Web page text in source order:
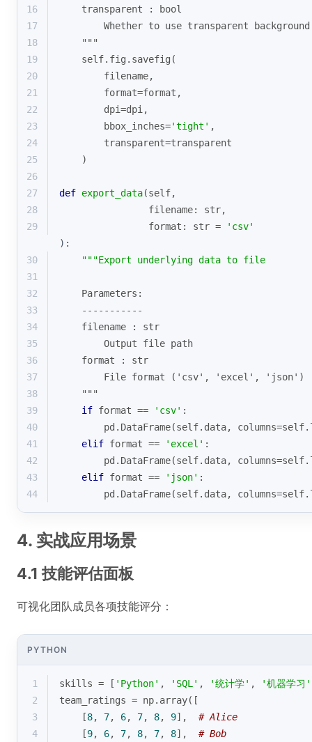
16
    transparent : bool
17
        Whether to use transparent background
18
    """
19
    self.fig.savefig(
20
        filename,
21
format=format ,
22
        dpi=dpi,
23
        bbox_inches=
'tight' ,
24
        transparent=transparent
25
    )
26
27
def export_data(self,
28
                filename:
str,
29
format : str =
'csv'
):
30
"""Export underlying data to file
31
32
    Parameters:
33
    -----------
34
    filename : str
35
        Output file path
36
    format : str
37
        File format ('csv', 'excel', 'json')
38
    """
39
if format == 'csv' :
40
pd.DataFrame(self.data,
41
elif format == 'excel' :
42
pd.DataFrame(self.data,
43
elif format == 'json' :
44
pd.DataFrame(self.data,
4. 实战应用场景
4.1 技能评估面板
可视化团队成员各项技能评分：
PYTHON
1 skills = [ 'Python' , 'SQL' , '统计学' , '机器学习'
2
team_ratings = np.array([
3
    [
8, 7, 6, 7, 8, 9], # Alice
4
    [
9, 6, 7, 8, 7, 8], # Bob